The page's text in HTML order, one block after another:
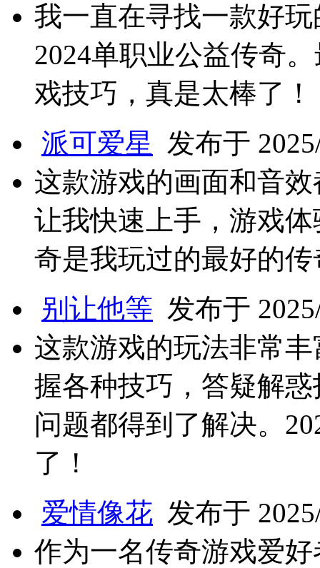
我一直在寻找一款好
2024单职业公益传奇
戏技巧，真是太棒了！
派可爱星 发布于
这款游戏的画面和音
让我快速上手，游戏
奇是我玩过的最好的
别让他等 发布于
这款游戏的玩法非常
握各种技巧，答疑解
问题都得到了解决。
了！
爱情像花 发布于
作为一名传奇游戏爱